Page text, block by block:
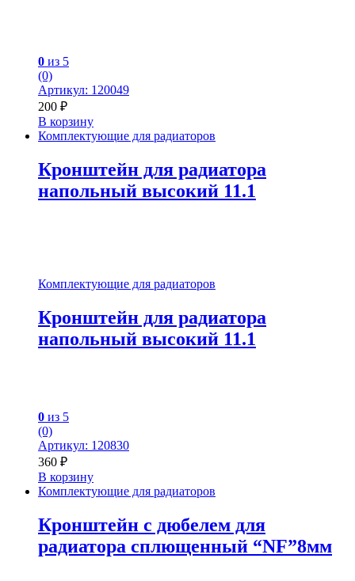
0 из 5
(0)
Артикул: 120049
200 ₽
В корзину
Комплектующие для радиаторов
Кронштейн для радиатора
напольный высокий 11.1
Комплектующие для радиаторов
Кронштейн для радиатора
напольный высокий 11.1
0 из 5
(0)
Артикул: 120830
360 ₽
В корзину
Комплектующие для радиаторов
Кронштейн с дюбелем для
радиатора сплющенный “NF”8мм